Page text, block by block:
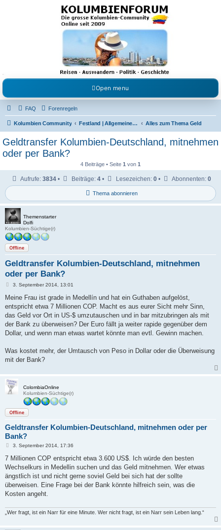
Kolumbienforum - Das
grosse Forum der
Freunde Kolumbiens
Reisen, Auswandern, Kultur, Politik, Geschichte und Visum in Kolumbien und Venezuela.
Austausch, Erfahrungen und Gemeinschaft im Kolumbienforum
Open menu
FAQ Forenregeln
Kolumbien Community Festland | Allgemeine Fragen Alles zum Thema Geld
Geldtransfer Kolumbien-Deutschland, mitnehmen
oder per Bank?
4 Beiträge • Seite 1 von 1
Thema abonnieren
Aufrufe: 3834• Beiträge: 4• Lesezeichen: 0• Abonnenten: 0
Themenstarter
Dolfi
Kolumbien-Süchtige(r)
Offline
Geldtransfer Kolumbien-Deutschland, mitnehmen
oder per Bank?
B
i
r
a
3. September 2014, 13:01
Meine Frau ist grade in Medellín und hat ein Guthaben aufgelöst,
entspricht etwa 7 Millionen COP. Macht es aus eurer Sicht mehr Sinn,
das Geld vor Ort in US-$ umzutauschen und in bar mitzubringen als mit
der Bank zu überweisen? Der Euro fällt ja weiter rapide gegenüber dem
Dollar, und wenn man etwas wartet könnte man evtl. Gewinn machen.
Was kostet mehr, der Umtausch von Peso in Dollar oder die Überweisung
mit der Bank?
ColombiaOnline
Kolumbien-Süchtige(r)
Offline
Geldtransfer Kolumbien-Deutschland, mitnehmen oder per
Bank?
B
i
r
a
g
3. September 2014, 17:36
7 Millionen COP entspricht etwa 3.600 US$. Ich würde den besten
Wechselkurs in Medellin suchen und das Geld mitnehmen. Wer etwas
ängstlich ist und nicht gerne soviel Geld bei sich hat der sollte
überweisen. Eine Frage bei der Bank könnte hilfreich sein, was die
Kosten angeht.
„Wer fragt, ist ein Narr für eine Minute. Wer nicht fragt, ist ein Narr sein Leben lang.“